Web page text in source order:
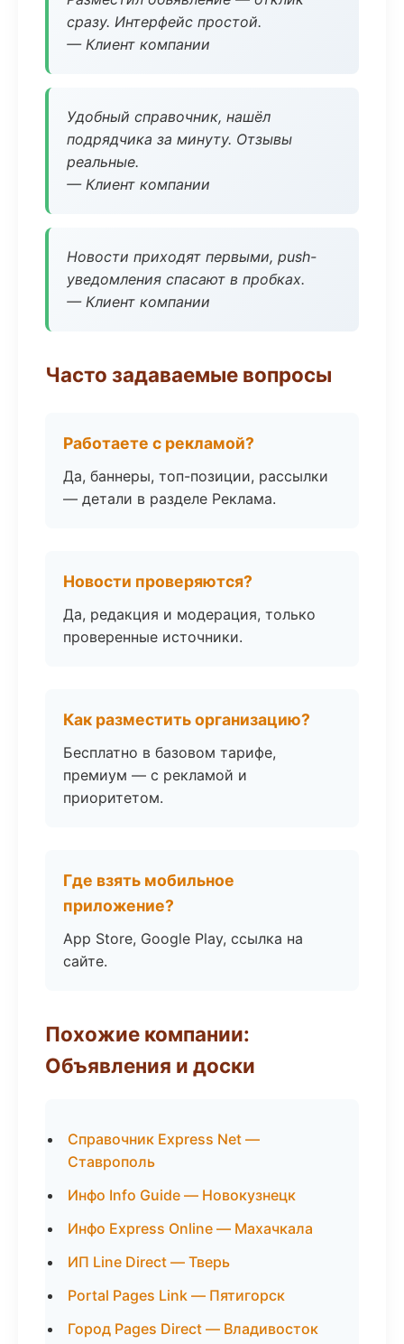
сразу. Интерфейс простой.
— Клиент компании
Удобный справочник, нашёл
подрядчика за минуту. Отзывы
реальные.
— Клиент компании
Новости приходят первыми, push-
уведомления спасают в пробках.
— Клиент компании
Часто задаваемые вопросы
Работаете с рекламой?
Да, баннеры, топ-позиции, рассылки
— детали в разделе Реклама.
Новости проверяются?
Да, редакция и модерация, только
проверенные источники.
Как разместить организацию?
Бесплатно в базовом тарифе,
премиум — с рекламой и
приоритетом.
Где взять мобильное
приложение?
App Store, Google Play, ссылка на
сайте.
Похожие компании:
Объявления и доски
Справочник Express Net —
Ставрополь
Инфо Info Guide — Новокузнецк
Инфо Express Online — Махачкала
ИП Line Direct — Тверь
Portal Pages Link — Пятигорск
Город Pages Direct — Владивосток